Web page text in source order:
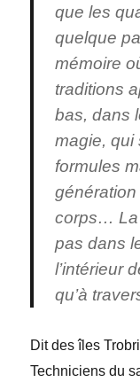
que les
quelque
mémoire
traditions
bas, dans
magie, qui
formules
corps… La
pas dans
l’intérieur
qu’à
Dit des îles
Techniciens du